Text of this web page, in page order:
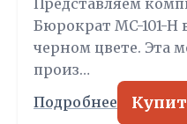
Представляем
Бюрократ MC-101-H
черном цвете. Эта
произ…
Подробнее